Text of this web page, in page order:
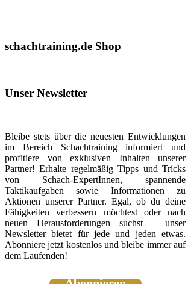
schachtraining.de Shop
Unser Newsletter
Bleibe stets über die neuesten Entwicklungen
im Bereich Schachtraining informiert und
profitiere von exklusiven Inhalten unserer
Partner! Erhalte regelmäßig Tipps und Tricks
von Schach-ExpertInnen, spannende
Taktikaufgaben sowie Informationen zu
Aktionen unserer Partner. Egal, ob du deine
Fähigkeiten verbessern möchtest oder nach
neuen Herausforderungen suchst – unser
Newsletter bietet für jede und jeden etwas.
Abonniere jetzt kostenlos und bleibe immer auf
dem Laufenden!